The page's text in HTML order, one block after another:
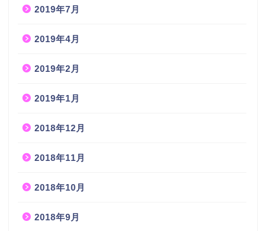
2019年7月
2019年4月
2019年2月
2019年1月
2018年12月
2018年11月
2018年10月
2018年9月